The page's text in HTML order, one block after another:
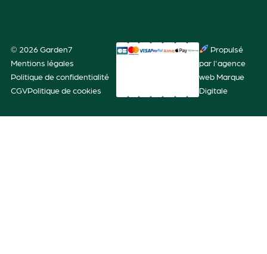
© 2026 Garden7
Mentions légales
Politique de confidentialité
CGVPolitique de cookies
Propulsé
par l'agence
web Marque
Digitale